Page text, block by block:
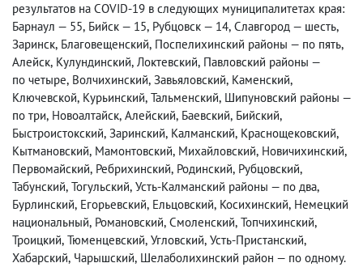
результатов на COVID-19 в следующих муниципалитетах края:
Барнаул — 55, Бийск — 15, Рубцовск — 14, Славгород — шесть,
Заринск, Благовещенский, Поспелихинский районы — по пять,
Алейск, Кулундинский, Локтевский, Павловский районы —
по четыре, Волчихинский, Завьяловский, Каменский,
Ключевской, Курьинский, Тальменский, Шипуновский районы —
по три, Новоалтайск, Алейский, Баевский, Бийский,
Быстроистокский, Заринский, Калманский, Краснощековский,
Кытмановский, Мамонтовский, Михайловский, Новичихинский,
Первомайский, Ребрихинский, Родинский, Рубцовский,
Табунский, Тогульский, Усть-Калманский районы — по два,
Бурлинский, Егорьевский, Ельцовский, Косихинский, Немецкий
национальный, Романовский, Смоленский, Топчихинский,
Троицкий, Тюменцевский, Угловский, Усть-Пристанский,
Хабарский, Чарышский, Шелаболихинский район — по одному.